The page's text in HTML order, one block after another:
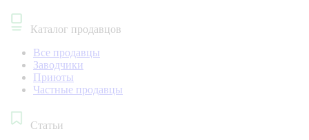
Каталог продавцов
Все продавцы
Заводчики
Приюты
Частные продавцы
Статьи